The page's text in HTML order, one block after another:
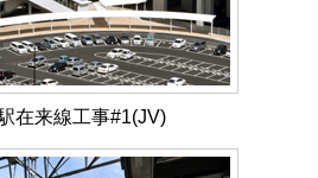
在来線工事#1(JV)